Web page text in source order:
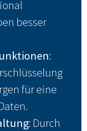
besser
:
für eine
: Durch